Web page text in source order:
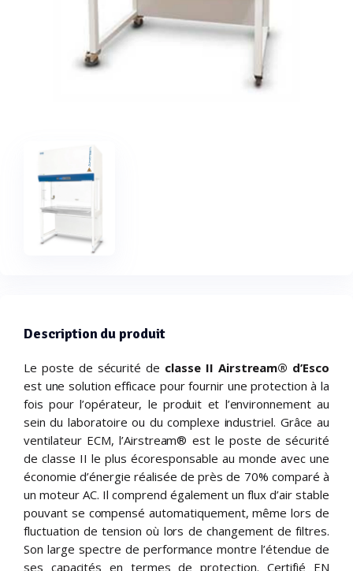
Description du produit
Le poste de sécurité de classe II Airstream® d’Esco
est une solution efficace pour fournir une protection à la
fois pour l’opérateur, le produit et l’environnement au
sein du laboratoire ou du complexe industriel. Grâce au
ventilateur ECM, l’Airstream® est le poste de sécurité
de classe II le plus écoresponsable au monde avec une
économie d’énergie réalisée de près de 70% comparé à
un moteur AC. Il comprend également un flux d’air stable
pouvant se compensé automatiquement, même lors de
fluctuation de tension où lors de changement de filtres.
Son large spectre de performance montre l’étendue de
ses capacités en termes de protection. Certifié EN